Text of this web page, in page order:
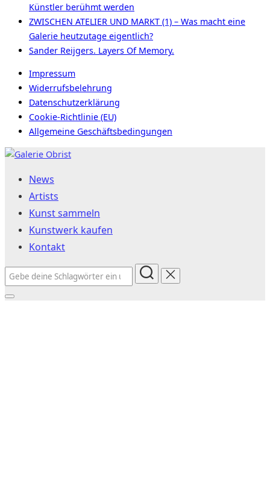
Künstler berühmt werden
ZWISCHEN ATELIER UND MARKT (1) – Was macht eine
Galerie heutzutage eigentlich?
Sander Reijgers. Layers Of Memory.
Impressum
Widerrufsbelehrung
Datenschutzerklärung
Cookie-Richtlinie (EU)
Allgemeine Geschäftsbedingungen
Zum
springenNews
Artists
Kunst sammeln
Kunstwerk kaufen
Kontakt
Suchen
nach:
Seitenleiste